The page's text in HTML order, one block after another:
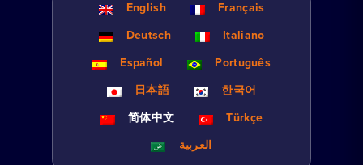
English
Français
Deutsch
Italiano
Español
Português
日本語
한국어
简体中文
Türkçe
العربية